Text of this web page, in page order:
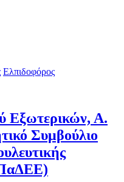
Ελπιδοφόρος
Εξωτερικών, Α.
Συμβούλιο